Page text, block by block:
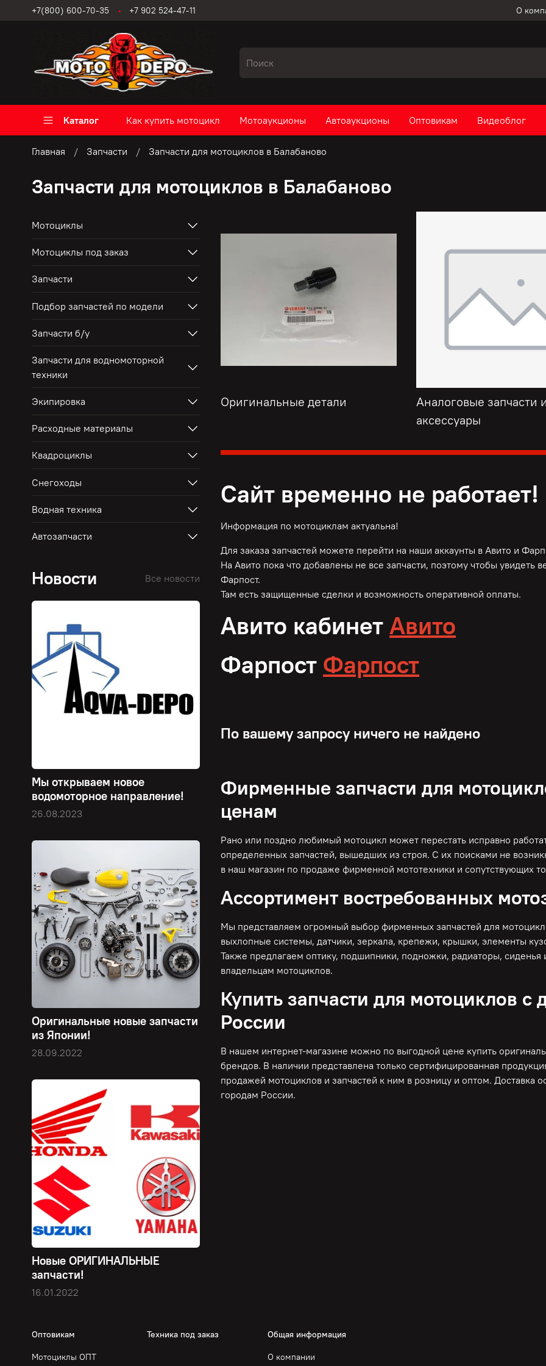
О
+7(800) 600-70-35 +7 902 524-47-11
Каталог Как купить мотоцикл Мотоаукционы Автоаукционы Оптовикам Видеоблог
Главная Запчасти Запчасти для мотоциклов в Балабаново
Запчасти для мотоциклов в Балабаново
Оригинальные детали
Аналоговые запчасти
аксессуары
Сайт временно не работает!
Информация по мотоциклам актуальна!
Для заказа запчастей можете перейти на наши аккаунты в Авито и
На Авито пока что добавлены не все запчасти, поэтому чтобы увидеть
Фарпост.
Там есть защищенные сделки и возможность оперативной оплаты.
Авито кабинетАвито
Фарпост Фарпост
По вашему запросу ничего не найдено
Фирменные запчасти для
ценам
Рано или поздно любимый мотоцикл может перестать исправно
определенных запчастей, вышедших из строя. С их поисками не
в наш магазин по продаже фирменной мототехники и сопутствующих
Ассортимент востребованных
Мы представляем огромный выбор фирменных запчастей для
выхлопные системы, датчики, зеркала, крепежи, крышки, элементы
Также предлагаем оптику, подшипники, подножки, радиаторы,
владельцам мотоциклов.
Купить запчасти для мотоциклов с
России
В нашем интернет-магазине можно по выгодной цене купить
брендов. В наличии представлена только сертифицированная
продажей мотоциклов и запчастей к ним в розницу и оптом. Доставка
городам России.
Мотоциклы
Мотоциклы под заказ
Запчасти
Подбор запчастей по модели
Запчасти б/у
Запчасти для водномоторной
техники
Экипировка
Расходные материалы
Квадроциклы
Снегоходы
Водная техника
Автозапчасти
Новости Все новости
Мы открываем новое
водомоторное направление!
26.08.2023
Оригинальные новые запчасти
из Японии!
28.09.2022
Новые ОРИГИНАЛЬНЫЕ
запчасти!
16.01.2022
Оптовикам
Мотоциклы ОПТ
Техника под заказ Общая информация
О компании